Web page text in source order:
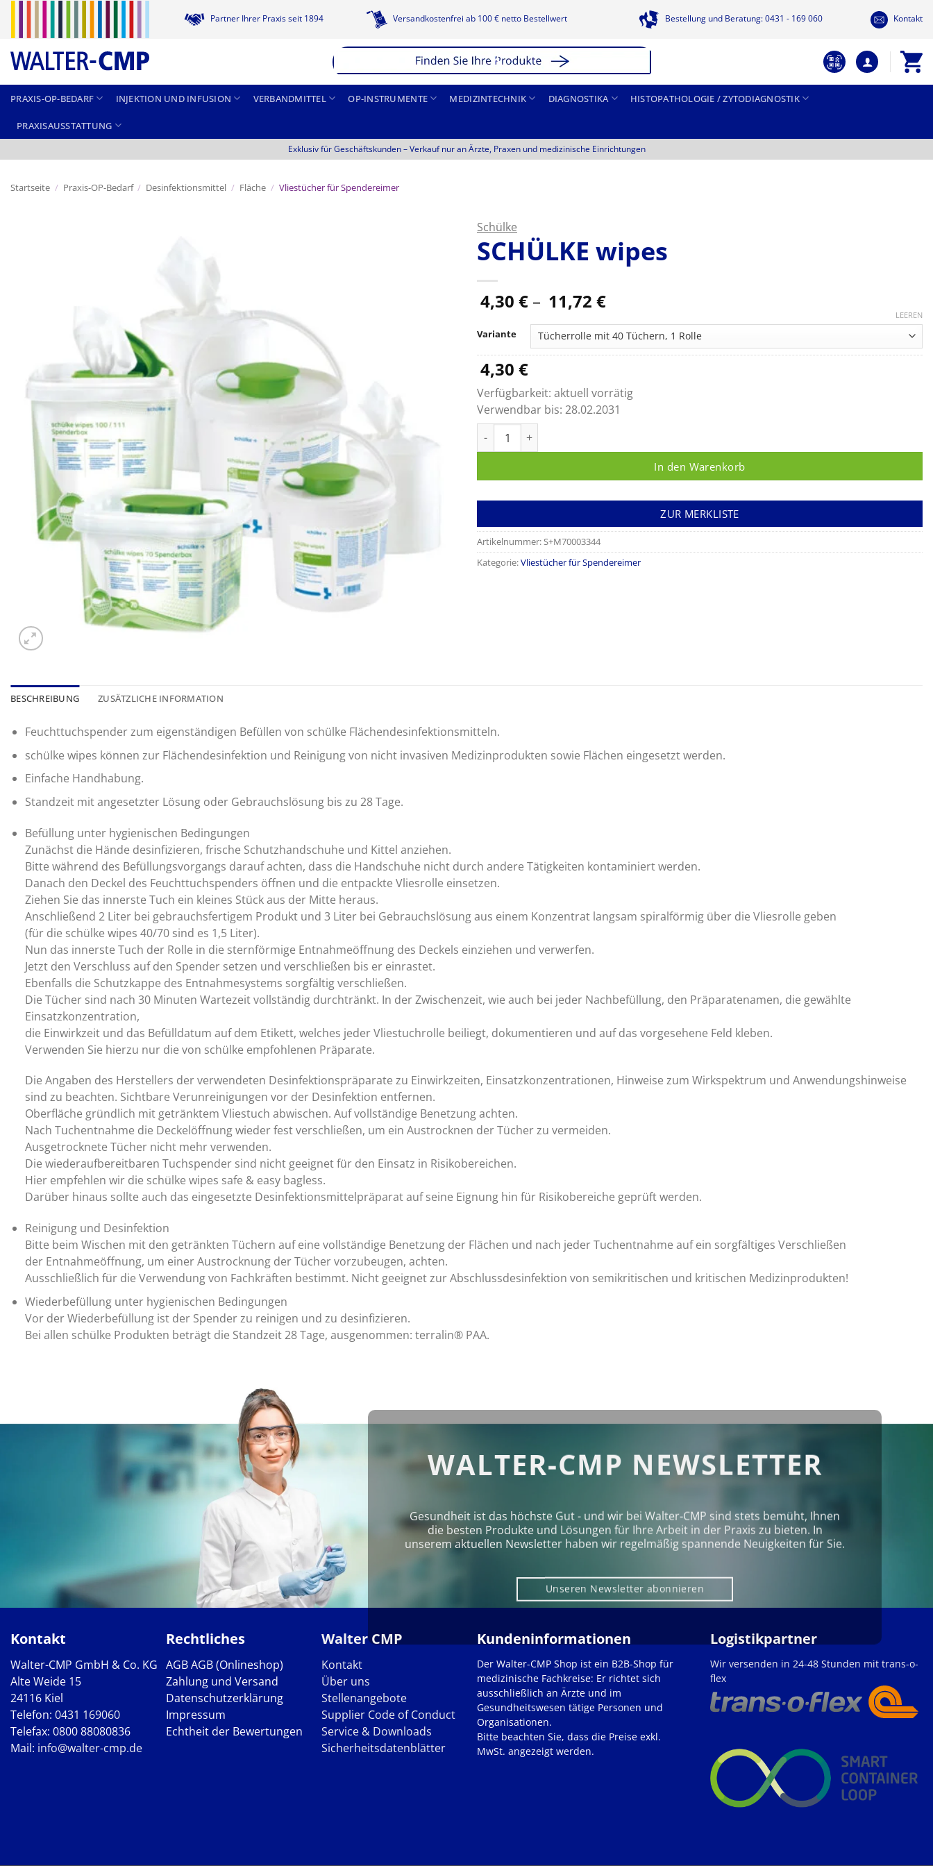
springen
Partner Ihrer Praxis seit 1894 Versandkostenfrei ab 100 € netto Bestellwert Bestellung und Beratung: 0431 - 169 060 Kontakt
PRAXIS-OP-BEDARF INJEKTION UND INFUSION VERBANDMITTEL OP-INSTRUMENTE MEDIZINTECHNIK DIAGNOSTIKA HISTOPATHOLOGIE / ZYTODIAGNOSTIK
PRAXISAUSSTATTUNG
Exklusiv für Geschäftskunden –Verkauf nur an Ärzte, Praxen und medizinische Einrichtungen
Startseite / Praxis-OP-Bedarf / Desinfektionsmittel / Fläche / Vliestücher für Spendereimer
Schülke
SCHÜLKE wipes
4,30 € – 11,72 €Preisspanne:
bis
11,72 €
Variante
LEEREN
4,30 €
Verfügbarkeit: aktuell vorrätig
Verwendbar bis: 28.02.2031
In den Warenkorb
ZUR MERKLISTE
Artikelnummer:S+M70003344
Kategorie:Vliestücher für Spendereimer
BESCHREIBUNG ZUSÄTZLICHE INFORMATION
Feuchttuchspender zum eigenständigen Befüllen von schülke Flächendesinfektionsmitteln.
schülke wipes können zur Flächendesinfektion und Reinigung von nicht invasiven Medizinprodukten sowie Flächen eingesetzt werden.
Einfache Handhabung.
Standzeit mit angesetzter Lösung oder Gebrauchslösung bis zu 28 Tage.
Befüllung unter hygienischen Bedingungen
Zunächst die Hände desinfizieren, frische Schutzhandschuhe und Kittel anziehen.
Bitte während des Befüllungsvorgangs darauf achten, dass die Handschuhe nicht durch andere Tätigkeiten kontaminiert werden.
Danach den Deckel des Feuchttuchspenders öffnen und die entpackte Vliesrolle einsetzen.
Ziehen Sie das innerste Tuch ein kleines Stück aus der Mitte heraus.
Anschließend 2 Liter bei gebrauchsfertigem Produkt und 3 Liter bei Gebrauchslösung aus einem Konzentrat langsam spiralförmig über die Vliesrolle geben
(für die schülke wipes 40/70 sind es 1,5 Liter).
Nun das innerste Tuch der Rolle in die sternförmige Entnahmeöffnung des Deckels einziehen und verwerfen.
Jetzt den Verschluss auf den Spender setzen und verschließen bis er einrastet.
Ebenfalls die Schutzkappe des Entnahmesystems sorgfältig verschließen.
Die Tücher sind nach 30 Minuten Wartezeit vollständig durchtränkt. In der Zwischenzeit, wie auch bei jeder Nachbefüllung, den Präparatenamen, die gewählte
Einsatzkonzentration,
die Einwirkzeit und das Befülldatum auf dem Etikett, welches jeder Vliestuchrolle beiliegt, dokumentieren und auf das vorgesehene Feld kleben.
Verwenden Sie hierzu nur die von schülke empfohlenen Präparate.
Die Angaben des Herstellers der verwendeten Desinfektionspräparate zu Einwirkzeiten, Einsatzkonzentrationen, Hinweise zum Wirkspektrum und Anwendungshinweise
sind zu beachten. Sichtbare Verunreinigungen vor der Desinfektion entfernen.
Oberfläche gründlich mit getränktem Vliestuch abwischen. Auf vollständige Benetzung achten.
Nach Tuchentnahme die Deckelöffnung wieder fest verschließen, um ein Austrocknen der Tücher zu vermeiden.
Ausgetrocknete Tücher nicht mehr verwenden.
Die wiederaufbereitbaren Tuchspender sind nicht geeignet für den Einsatz in Risikobereichen.
Hier empfehlen wir die schülke wipes safe & easy bagless.
Darüber hinaus sollte auch das eingesetzte Desinfektionsmittelpräparat auf seine Eignung hin für Risikobereiche geprüft werden.
Reinigung und Desinfektion
Bitte beim Wischen mit den getränkten Tüchern auf eine vollständige Benetzung der Flächen und nach jeder Tuchentnahme auf ein sorgfältiges Verschließen
der Entnahmeöffnung, um einer Austrocknung der Tücher vorzubeugen, achten.
Ausschließlich für die Verwendung von Fachkräften bestimmt. Nicht geeignet zur Abschlussdesinfektion von semikritischen und kritischen Medizinprodukten!
Wiederbefüllung unter hygienischen Bedingungen
Vor der Wiederbefüllung ist der Spender zu reinigen und zu desinfizieren.
Bei allen schülke Produkten beträgt die Standzeit 28 Tage, ausgenommen: terralin® PAA.
WALTER-CMP NEWSLETTER
Gesundheit ist das höchste Gut - und wir bei Walter‑CMP sind stets bemüht, Ihnen
die besten Produkte und Lösungen für Ihre Arbeit in der Praxis zu bieten. In
unserem aktuellen Newsletter haben wir regelmäßig spannende Neuigkeiten für Sie.
Unseren Newsletter abonnieren
Kontakt
Walter-CMP GmbH & Co. KG
Alte Weide 15
24116 Kiel
Telefon: 0431 169060
Telefax: 0800 88080836
Mail: info@walter-cmp.de
Rechtliches
AGBAGB (Onlineshop)
Zahlung und Versand
Datenschutzerklärung
Impressum
Echtheit der Bewertungen
Walter CMP
Kontakt
Über uns
Stellenangebote
Supplier Code of Conduct
Service & Downloads
Sicherheitsdatenblätter
Kundeninformationen
Der Walter-CMP Shop ist ein B2B-Shop für
medizinische Fachkreise: Er richtet sich
ausschließlich an Ärzte und im
Gesundheitswesen tätige Personen und
Organisationen.
Bitte beachten Sie, dass die Preise exkl.
MwSt. angezeigt werden.
Logistikpartner
Wir versenden in 24-48 Stunden mit trans-o-
flex